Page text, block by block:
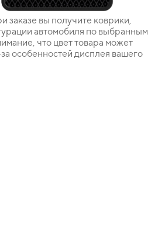
заказе вы получите коврики,
автомобиля по выбранным
что цвет товара может
особенностей дисплея вашего